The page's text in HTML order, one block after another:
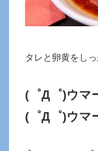
タレと卵黄をし
(゜Д゜)ウマ
(゜Д゜)ウマ